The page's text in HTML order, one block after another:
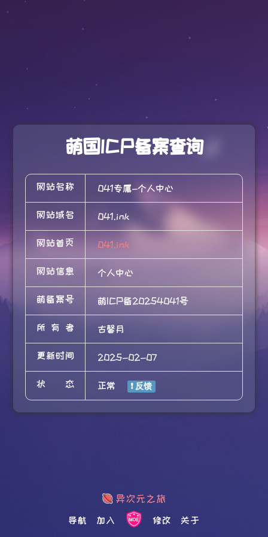
萌国ICP备案查询
网站名称 041专属-个人中心
网站域名 041.ink
网站首页 041.ink
网站信息 个人中心
萌备案号 萌ICP备20254041号
所有者 古馨月
更新时间 2025-02-07
状态 正常
导航 加入 修改 关于